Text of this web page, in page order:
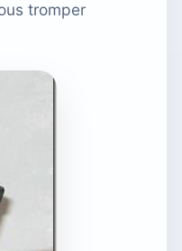
tromper